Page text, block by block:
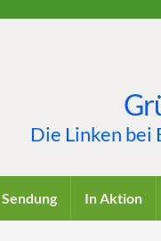
Die Linken bei
In Aktion